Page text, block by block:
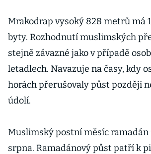
Mrakodrap vysoký 828 metrů má
byty. Rozhodnutí muslimských
stejně závazné jako v případě
letadlech. Navazuje na časy, kdy
horách přerušovaly půst později
údolí.
Muslimský postní měsíc ramadán
srpna. Ramadánový půst patří k